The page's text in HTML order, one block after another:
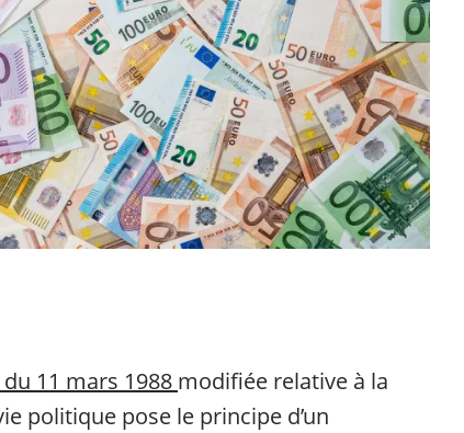
du 11 mars 1988 modifiée relative à la
politique pose le principe d’un